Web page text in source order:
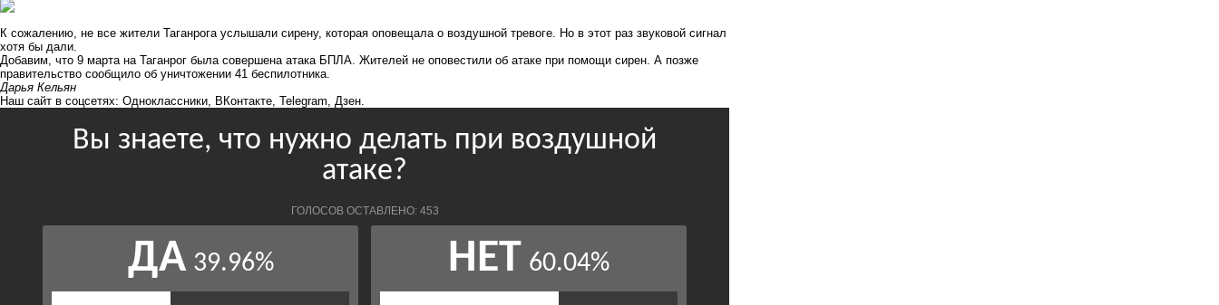
К сожалению, не все жители Таганрога услышали сирену, которая оповещала о воздушной тревоге. Но в этот раз звуковой сигнал
хотя бы дали.
Добавим, что 9 марта на Таганрог была совершена атака БПЛА. Жителей не оповестили об атаке при помощи сирен. А позже
правительство сообщило об уничтожении 41 беспилотника.
Дарья Кельян
Наш сайт в соцсетях: Одноклассники, ВКонтакте, Telegram, Дзен.